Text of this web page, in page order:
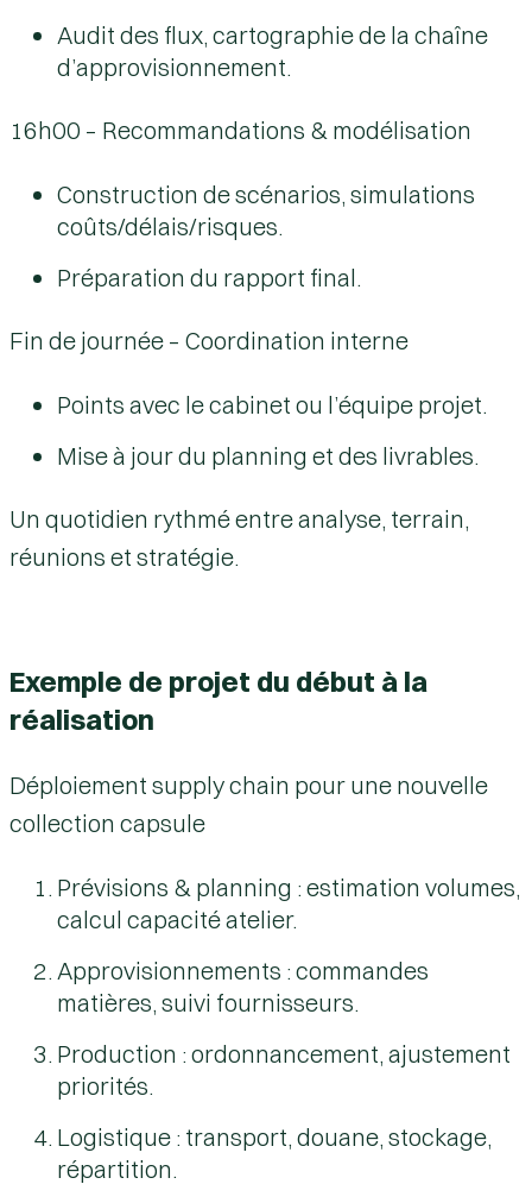
Audit des flux, cartographie de la chaîne
d’approvisionnement.
16h00 – Recommandations & modélisation
Construction de scénarios, simulations
coûts/délais/risques.
Préparation du rapport final.
Fin de journée – Coordination interne
Points avec le cabinet ou l’équipe projet.
Mise à jour du planning et des livrables.
Un quotidien rythmé entre analyse, terrain,
réunions et stratégie.
Exemple de projet du début à la
réalisation
Déploiement supply chain pour une nouvelle
collection capsule
Prévisions & planning : estimation volumes,
calcul capacité atelier.
Approvisionnements : commandes
matières, suivi fournisseurs.
Production : ordonnancement, ajustement
priorités.
Logistique : transport, douane, stockage,
répartition.